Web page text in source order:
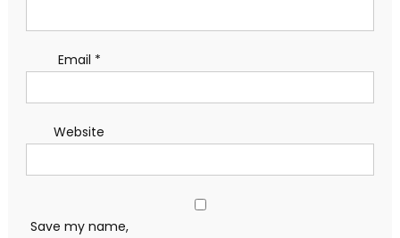
Email *
Website
Save my name,